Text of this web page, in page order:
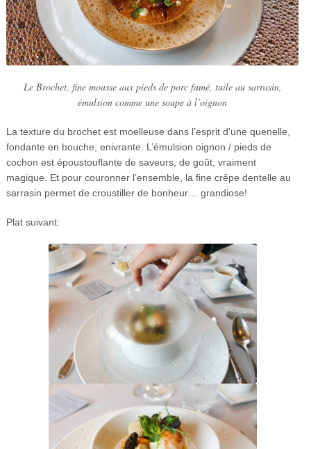
Le Brochet, fine mousse aux pieds de porc fumé, tuile au sarrasin,
émulsion comme une soupe à l’oignon
La texture du brochet est moelleuse dans l’esprit d’une quenelle,
fondante en bouche, enivrante. L’émulsion oignon / pieds de
cochon est époustouflante de saveurs, de goût, vraiment
magique. Et pour couronner l’ensemble, la fine crêpe dentelle au
sarrasin permet de croustiller de bonheur… grandiose!
Plat suivant: